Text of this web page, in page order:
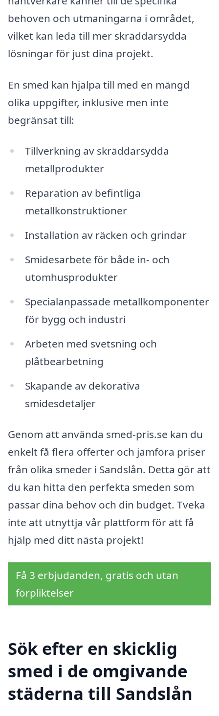
behoven och utmaningarna i området,
vilket kan leda till mer skräddarsydda
lösningar för just dina projekt.
En smed kan hjälpa till med en mängd
olika uppgifter, inklusive men inte
begränsat till:
Tillverkning av skräddarsydda
metallprodukter
Reparation av befintliga
metallkonstruktioner
Installation av räcken och grindar
Smidesarbete för både in- och
utomhusprodukter
Specialanpassade metallkomponenter
för bygg och industri
Arbeten med svetsning och
plåtbearbetning
Skapande av dekorativa
smidesdetaljer
Genom att använda smed-pris.se kan du
enkelt få flera offerter och jämföra priser
från olika smeder i Sandslån. Detta gör att
du kan hitta den perfekta smeden som
passar dina behov och din budget. Tveka
inte att utnyttja vår plattform för att få
hjälp med ditt nästa projekt!
Få 3 erbjudanden, gratis och utan
förpliktelser
Sök efter en skicklig
smed i de omgivande
städerna till Sandslån